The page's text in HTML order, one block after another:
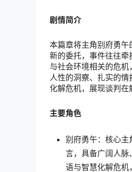
剧情简介
本篇章将主角别府勇
新的委托，事件往往
与社会环境相关的危
人性的洞察、扎实的
化解危机，展现谈判在
主要角色
别府勇午：核心
言，具备广阔人
语与智慧化解危机